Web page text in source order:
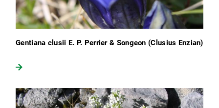
Gentiana clusii E. P. Perrier & Songeon (Clusius Enzian)